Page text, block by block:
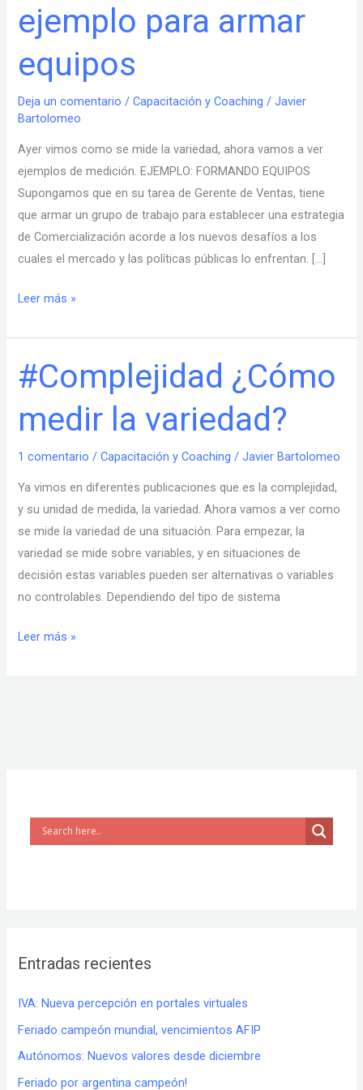
ejemplo para armar
equipos
Deja un comentario /Capacitación y Coaching /Javier
Bartolomeo
Ayer vimos como se mide la variedad, ahora vamos a ver
ejemplos de medición. EJEMPLO: FORMANDO EQUIPOS
Supongamos que en su tarea de Gerente de Ventas, tiene
que armar un grupo de trabajo para establecer una estrategia
de Comercialización acorde a los nuevos desafíos a los
cuales el mercado y las políticas públicas lo enfrentan. […]
ejemplo
para
armar
equipos
Leer más »
#Complejidad ¿Cómo
medir la variedad?
1 comentario /Capacitación y Coaching /Javier Bartolomeo
Ya vimos en diferentes publicaciones que es la complejidad,
y su unidad de medida, la variedad. Ahora vamos a ver como
se mide la variedad de una situación. Para empezar, la
variedad se mide sobre variables, y en situaciones de
decisión estas variables pueden ser alternativas o variables
no controlables. Dependiendo del tipo de sistema
#Complejidad
¿Cómo
la
variedad?
Leer más »
Entradas recientes
IVA: Nueva percepción en portales virtuales
Feriado campeón mundial, vencimientos AFIP
Autónomos: Nuevos valores desde diciembre
Feriado por argentina campeón!